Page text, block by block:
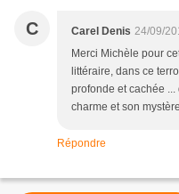
C Carel Denis 24/09/
Merci Michèle pour
littéraire, dans ce
profonde et cachée
charme et son
Répondre